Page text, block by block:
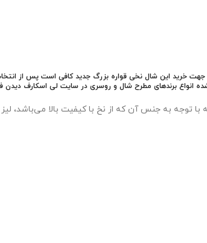
خرید این شال نخی قواره بزرگ جدید کافی است پس از
انواع برندهای مطرح شال و روسری در سایت لی اسکارف دیدن
با توجه به جنس آن که از نخ با کیفیت بالا